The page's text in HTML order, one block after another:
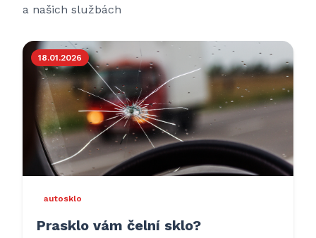
a našich službách
18.01.2026
autosklo
Prasklo vám čelní sklo?